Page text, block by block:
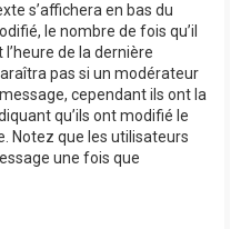
s’affichera en bas du
le nombre de fois qu’il
de la dernière
pas si un modérateur
cependant ils ont la
qu’ils ont modifié le
Notez que les utilisateurs
une fois que